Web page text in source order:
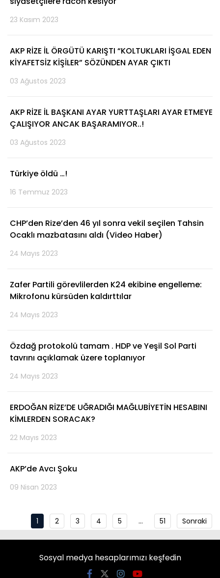
23 Kasım 2023
AKP RİZE İL ÖRGÜTÜ KARIŞTI “KOLTUKLARI İŞGAL EDEN
KİYAFETSİZ KİŞİLER” SÖZÜNDEN AYAR ÇIKTI
03 Ağustos 2023
AKP RİZE İL BAŞKANI AYAR YURTTAŞLARI AYAR ETMEYE
ÇALIŞIYOR ANCAK BAŞARAMIYOR..!
03 Ağustos 2023
Türkiye öldü …!
16 Temmuz 2023
CHP’den Rize’den 46 yıl sonra vekil seçilen Tahsin
Ocaklı mazbatasını aldı (Video Haber)
24 Mayıs 2023
Zafer Partili görevlilerden K24 ekibine engelleme:
Mikrofonu kürsüden kaldırttılar
24 Mayıs 2023
Özdağ protokolü tamam . HDP ve Yeşil Sol Parti
tavrını açıklamak üzere toplanıyor
24 Mayıs 2023
ERDOĞAN RİZE’DE UĞRADIĞI MAĞLUBİYETİN HESABINI
KİMLERDEN SORACAK?
22 Mayıs 2023
AKP’de Avcı Şoku
09 Nisan 2023
1 2 3 4 5 … 51 Sonraki
Sosyal medya hesaplarımızı keşfedin